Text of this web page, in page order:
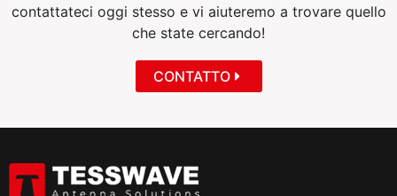
contattateci oggi stesso e vi aiuteremo a trovare quello
che state cercando!
CONTATTO